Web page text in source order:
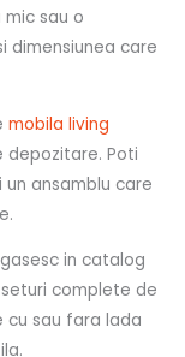
sau o
dimensiunea care
mobila living
depozitare. Poti
ansamblu care
in catalog
complete de
cu sau fara lada